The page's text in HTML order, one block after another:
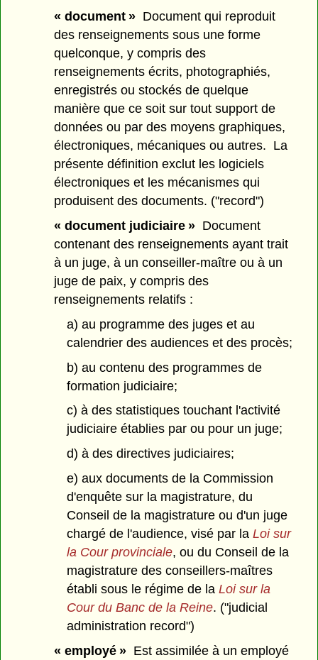
« document » Document qui reproduit
des renseignements sous une forme
quelconque, y compris des
renseignements écrits, photographiés,
enregistrés ou stockés de quelque
manière que ce soit sur tout support de
données ou par des moyens graphiques,
électroniques, mécaniques ou autres. La
présente définition exclut les logiciels
électroniques et les mécanismes qui
produisent des documents. ("record")
« document judiciaire » Document
contenant des renseignements ayant trait
à un juge, à un conseiller-maître ou à un
juge de paix, y compris des
renseignements relatifs :
a) au programme des juges et au
calendrier des audiences et des procès;
b) au contenu des programmes de
formation judiciaire;
c) à des statistiques touchant l'activité
judiciaire établies par ou pour un juge;
d) à des directives judiciaires;
e) aux documents de la Commission
d'enquête sur la magistrature, du
Conseil de la magistrature ou d'un juge
chargé de l'audience, visé par la Loi sur
la Cour provinciale, ou du Conseil de la
magistrature des conseillers-maîtres
établi sous le régime de la Loi sur la
Cour du Banc de la Reine. ("judicial
administration record")
« employé » Est assimilée à un employé